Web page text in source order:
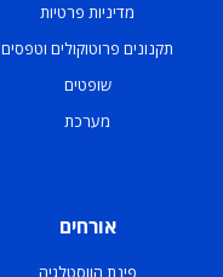
מדיניות פרטיות
תקנונים פרוטוקולים וטפסים
שופטים
מערכת
אורחים
פינת הווסטלגיה